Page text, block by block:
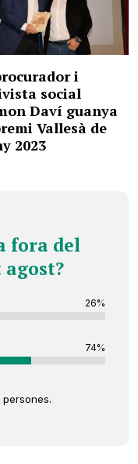
i
social
Daví guanya
Vallesà de
2023
fora del
26%
74%